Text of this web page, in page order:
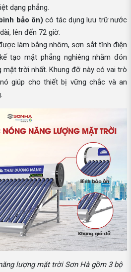
dạng phẳng.
bảo ôn) có tác dụng lưu trữ nước
lên đến 72 giờ.
làm bằng nhôm, sơn sắt tĩnh điện
tạo mặt phẳng nghiêng nhằm đón
mặt trời nhất. Khung đỡ này có vai trò
giúp cho thiết bị vững chắc và an
lượng mặt trời Sơn Hà gồm 3 bộ